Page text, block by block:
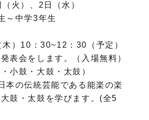
（火）、2日（水）
～中学3年生
）10：30~12：30（予定）
表会をします。（入場無料）
小鼓・大鼓・太鼓）
本の伝統芸能である能楽の楽
鼓・太鼓を学びます。(全5